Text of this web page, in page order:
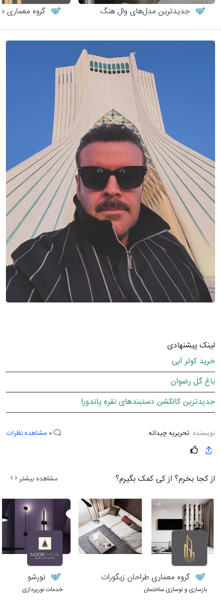
جدیدترین مدل‌های وال هنگ گروه معماری
لینک پیشنهادی
خرید کولر آبی
باغ گل رضوان
جدیدترین کالکشن دستبندهای نقره پاندورا
نویسنده: تحریریه چیدانه مشاهده نظرات
از کجا بخرم؟ از کی کمک بگیرم؟ مشاهده بیشتر
گروه معماری طراحان زیگورات
بازسازی و نوسازی ساختمان
نورشو
خدمات نورپردازی